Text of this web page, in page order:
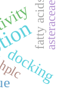
docking
fatty acidsasteraceae